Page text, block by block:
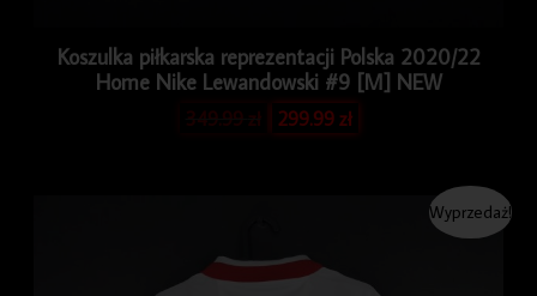
Koszulka piłkarska reprezentacji Polska 2020/22
Home Nike Lewandowski #9 [M] NEW
349.99 zł 299.99zł
Wyprzedaż!
wynosiła:
349.99 zł. 299.99 zł.